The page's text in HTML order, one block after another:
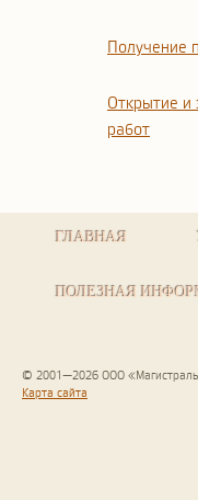
Получение
Открытие и
работ
ГЛАВНАЯ
ПОЛЕЗНАЯ
© 2001—2026 ООО
Карта сайта